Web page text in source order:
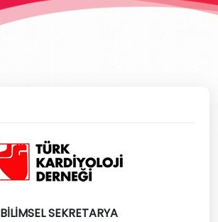
BİLİMSEL SEKRETARYA